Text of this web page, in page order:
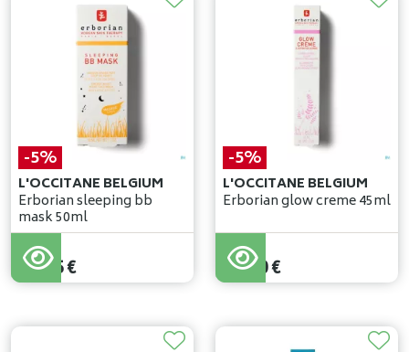
-5%
L'OCCITANE BELGIUM
Erborian sleeping bb
mask 50ml
36,90
35,05€
-5%
L'OCCITANE BELGIUM
Erborian glow creme 45ml
41,90
39,80€